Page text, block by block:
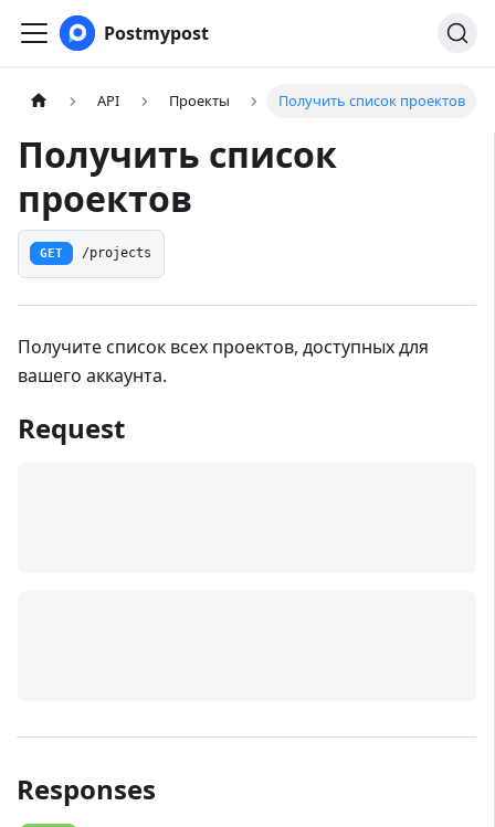
Postmypost
API Проекты Получить список проектов
Получить список
проектов
GET /projects
Получите список всех проектов, доступных для
вашего аккаунта.
Request
Responses